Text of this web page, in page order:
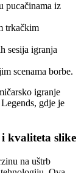
pucačinama iz
trkačkim
sesija igranja
scenama borbe.
igranje
gdje je
i kvaliteta slike
na uštrb